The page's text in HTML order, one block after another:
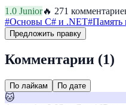
1.0 Junior🔥 271
#Основы C# и .NET#Память
Предложить правку
Комментарии (1)
По лайкам По дате
🐱